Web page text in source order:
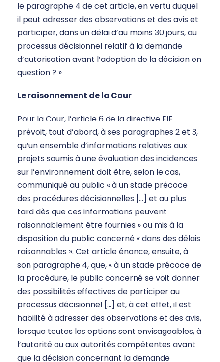
le paragraphe 4 de cet article, en vertu duquel
il peut adresser des observations et des avis et
participer, dans un délai d’au moins 30 jours, au
processus décisionnel relatif à la demande
d’autorisation avant l’adoption de la décision en
question ? »
Le raisonnement de la Cour
Pour la Cour, l’article 6 de la directive EIE
prévoit, tout d’abord, à ses paragraphes 2 et 3,
qu’un ensemble d’informations relatives aux
projets soumis à une évaluation des incidences
sur l’environnement doit être, selon le cas,
communiqué au public « à un stade précoce
des procédures décisionnelles […] et au plus
tard dès que ces informations peuvent
raisonnablement être fournies » ou mis à la
disposition du public concerné « dans des délais
raisonnables ». Cet article énonce, ensuite, à
son paragraphe 4, que, « à un stade précoce de
la procédure, le public concerné se voit donner
des possibilités effectives de participer au
processus décisionnel […] et, à cet effet, il est
habilité à adresser des observations et des avis,
lorsque toutes les options sont envisageables, à
l’autorité ou aux autorités compétentes avant
que la décision concernant la demande